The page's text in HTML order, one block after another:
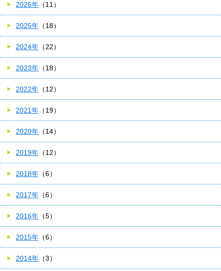
2026年 （11）
2025年 （18）
2024年 （22）
2023年 （18）
2022年 （12）
2021年 （19）
2020年 （14）
2019年 （12）
2018年 （6）
2017年 （6）
2016年 （5）
2015年 （6）
2014年 （3）